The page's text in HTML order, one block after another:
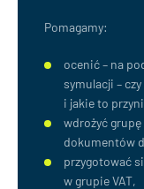
Pomagamy:
ocenić – na
symulacji –
i jakie to
wdrożyć
dokumentów
przygotować
w grupie VAT,